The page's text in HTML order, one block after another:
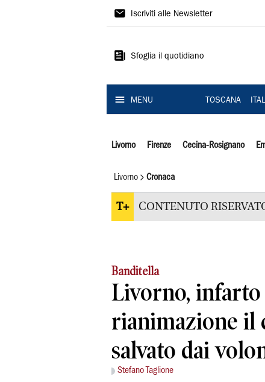
Il
Iscriviti alle Newsletter
Sfoglia il quotidiano
MENU TOSCANA
Livorno Firenze Cecina-Rosignano
Livorno Cronaca
T+ CONTENUTO
Banditella
Livorno, infarto
rianimazione il
salvato dai
Stefano Taglione